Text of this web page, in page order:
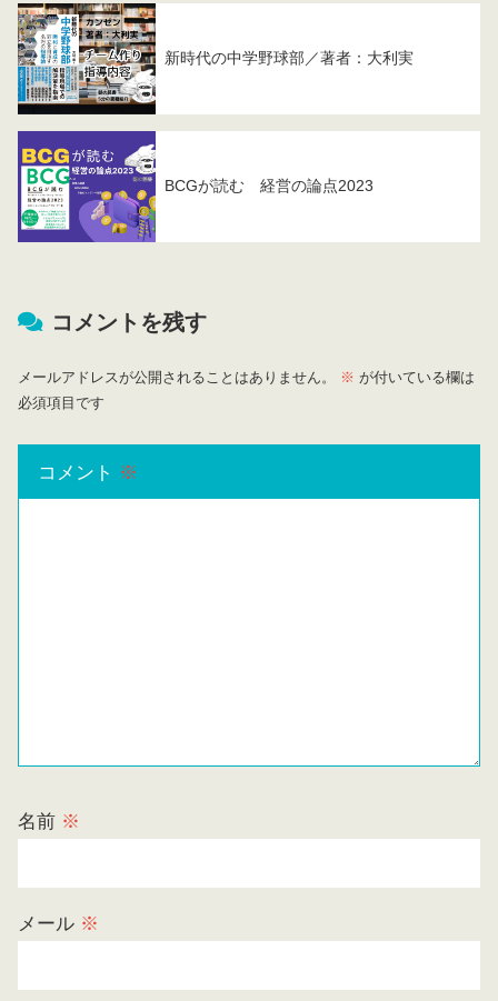
新時代の中学野球部／著者：大利実
BCGが読む 経営の論点2023
コメントを残す
メールアドレスが公開されることはありません。 ※ が付いている欄は
必須項目です
コメント ※
名前 ※
メール ※